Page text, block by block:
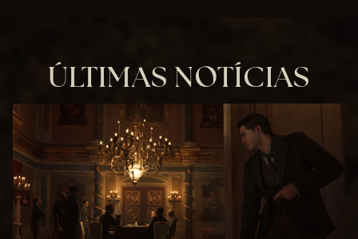
ÚLTIMAS NOTÍCIAS